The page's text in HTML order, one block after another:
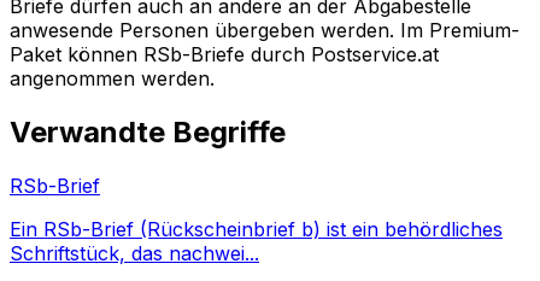
Briefe dürfen auch an andere an der Abgabestelle
anwesende Personen übergeben werden. Im Premium-
Paket können RSb-Briefe durch Postservice.at
angenommen werden.
Verwandte Begriffe
RSb-Brief
Ein RSb-Brief (Rückscheinbrief b) ist ein behördliches
Schriftstück, das nachwei...